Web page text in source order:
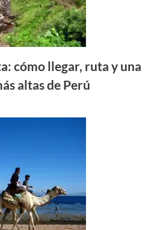
cómo llegar, ruta y una
altas de Perú